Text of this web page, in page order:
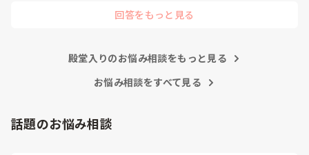
ることがどんどん増えていったと思っています。
朝の情報収集にも時間がかかり、結果、患者のことがわから
の意味があるのか疑問です。
やったことないの！？もう10ヶ月なんだから、未経験なこと
と意見交換を行うべきと思いますよ🎵それに人手が足りないの
の向き合い方になると思いますよ🎵僕は昔の人間なので、昔は
いと思います。昔は患者様、スタッフ全員に目を配れる人が沢
るなら実施してみてはどうでしょうか⁉️そういう事と思います
回答をもっと見る
殿堂入りのお悩み相談をもっと見る
お悩み相談をすべて見る
話題のお悩み相談